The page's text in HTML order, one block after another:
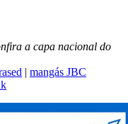
a capa nacional do
| mangás JBC